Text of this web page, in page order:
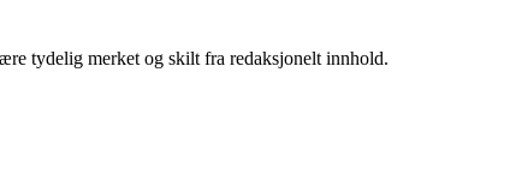
tydelig merket og skilt fra redaksjonelt innhold.